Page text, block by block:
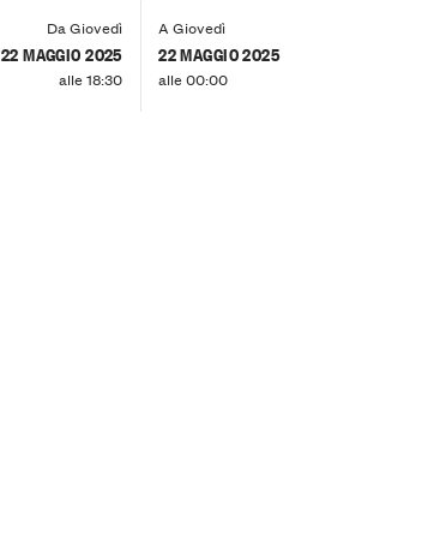
Da Giovedì
22 MAGGIO 2025
alle 18:30
A Giovedì
22 MAGGIO 2025
alle 00:00